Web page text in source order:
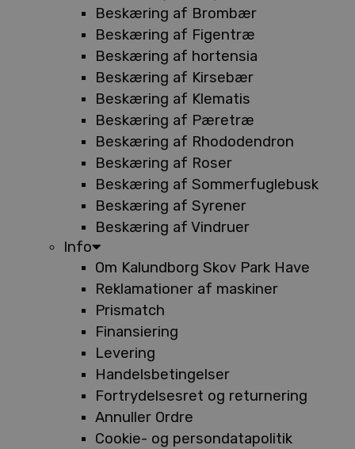
Beskæring af Brombær
Beskæring af Figentræ
Beskæring af hortensia
Beskæring af Kirsebær
Beskæring af Klematis
Beskæring af Pæretræ
Beskæring af Rhododendron
Beskæring af Roser
Beskæring af Sommerfuglebusk
Beskæring af Syrener
Beskæring af Vindruer
Info
Om Kalundborg Skov Park Have
Reklamationer af maskiner
Prismatch
Finansiering
Levering
Handelsbetingelser
Fortrydelsesret og returnering
Annuller Ordre
Cookie- og persondatapolitik